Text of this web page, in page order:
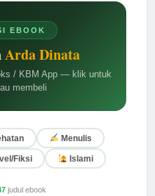
EBOOK
Arda Dinata
/ KBM App — klik untuk
membeli
Menulis
Fiksi Islami
judul ebook